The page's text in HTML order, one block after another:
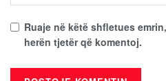
Ruaje në këtë shfletues
herën tjetër që komentoj.